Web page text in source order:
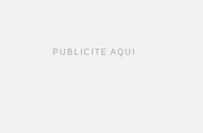
PUBLICITE AQUI